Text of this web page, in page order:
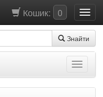
Кошик: 0
Знайти